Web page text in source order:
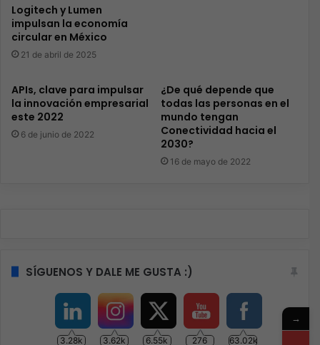
Logitech y Lumen
impulsan la economía
circular en México
21 de abril de 2025
APIs, clave para impulsar
la innovación empresarial
este 2022
6 de junio de 2022
¿De qué depende que
todas las personas en el
mundo tengan
Conectividad hacia el
2030?
16 de mayo de 2022
SÍGUENOS Y DALE ME GUSTA :)
3.28k 3.62k 6.55k 276 63.02k
→